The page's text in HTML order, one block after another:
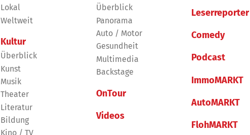
Lokal
Weltweit
Kultur
Überblick
Kunst
Musik
Theater
Literatur
Bildung
Kino / TV
Überblick
Panorama
Auto / Motor
Gesundheit
Multimedia
Backstage
OnTour
Videos
Leserreporter
Comedy
Podcast
ImmoMARKT
AutoMARKT
FlohMARKT